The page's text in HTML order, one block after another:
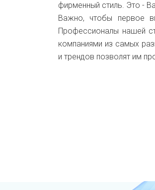
фирменный стиль. Это -
Важно, чтобы первое
Профессионалы нашей
компаниями из самых
и трендов позволят им